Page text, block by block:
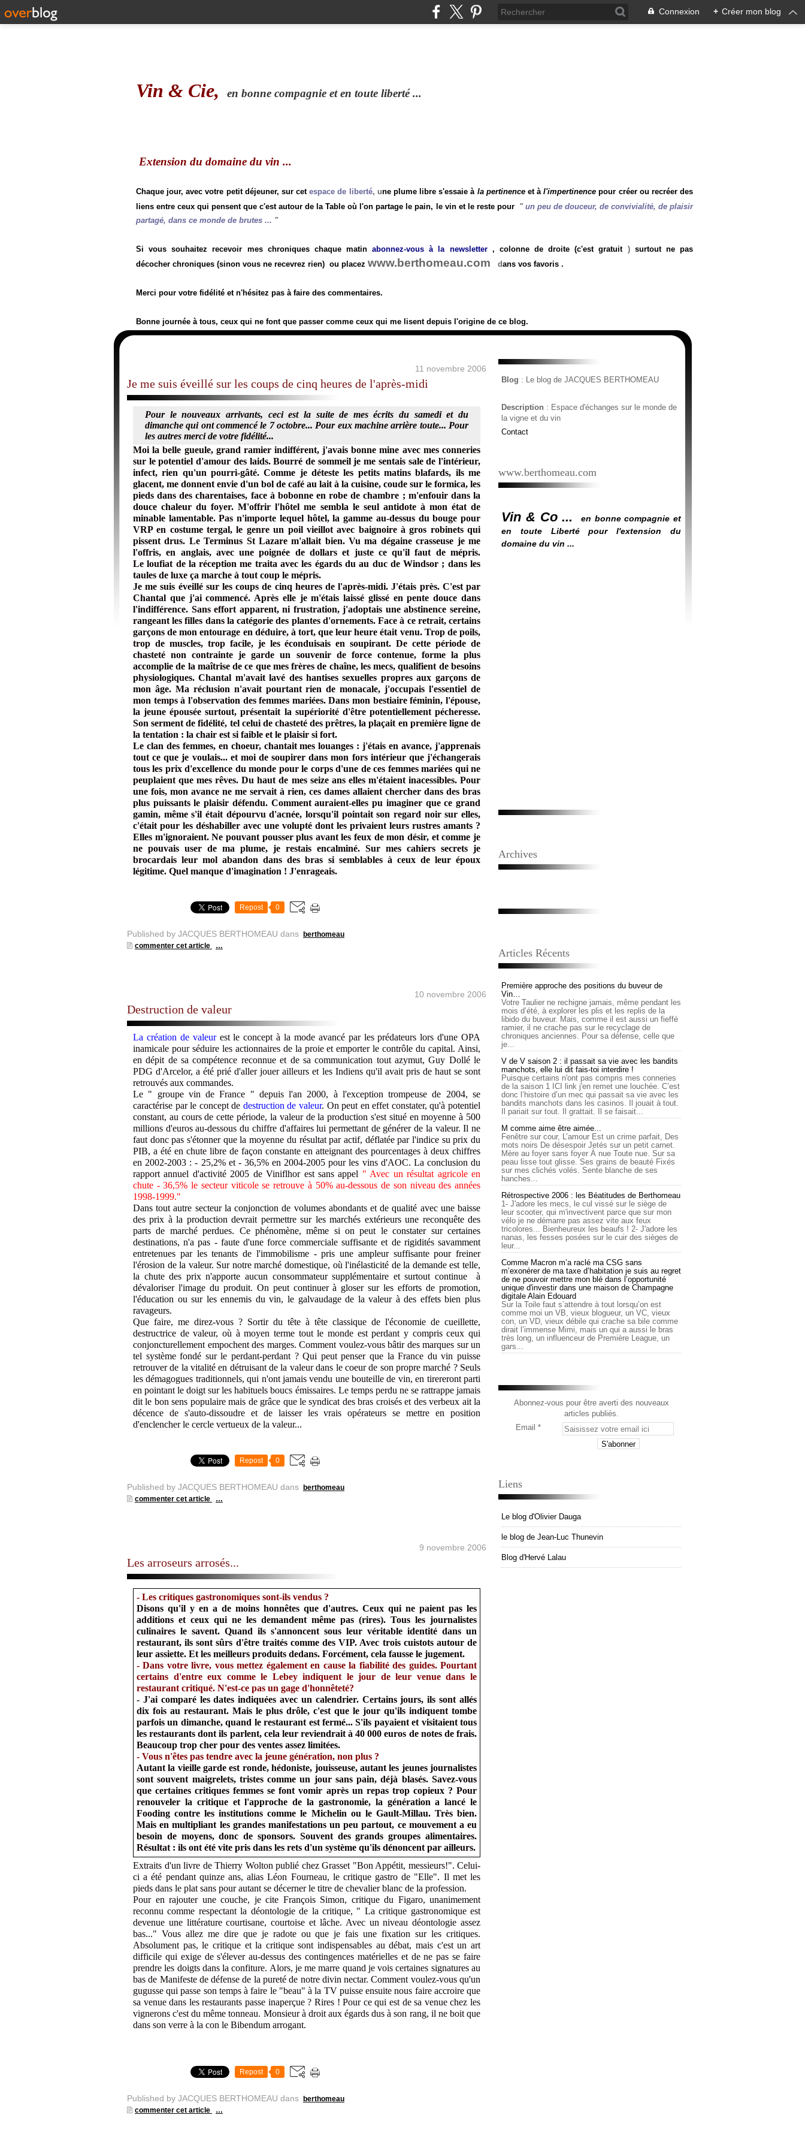
Connexion + Créer mon blog
Vin & Cie, en bonne compagnie et en toute liberté ...
Extension du domaine du vin ...
Chaque jour, avec votre petit déjeuner, sur cetespace de liberté, une plume libre s'essaie à la pertinenceet àl'impertinence pour créer ou recréer des
liens entre ceux qui pensent que c'est autour de la Table où l'on partage le pain, le vin et le reste pour "un peu de douceur, de convivialité, de plaisir
partagé, dans ce monde de brutes ... "
Si vous souhaitez recevoir mes chroniques chaque matinabonnez-vous à la newsletter, colonne de droite (c'est gratuit) surtout ne pas
décocher chroniques (sinon vous ne recevrez rien) ou placez www.berthomeau.com dans vos favoris .
Merci pour votre fidélité et n'hésitez pas à faire des commentaires.
Bonne journée à tous, ceux qui ne font que passer comme ceux qui me lisent depuis l'origine de ce blog.
11 novembre 2006
Je me suis éveillé sur les coups de cinq heures de l'après-midi
Pour le nouveaux arrivants, ceci est la suite de mes écrits du samedi et du
dimanche qui ont commencé le 7 octobre... Pour eux machine arrière toute... Pour
les autres merci de votre fidélité...
Moi la belle gueule, grand ramier indifférent, j'avais bonne mine avec mes conneries
sur le potentiel d'amour des laids. Bourré de sommeil je me sentais sale de l'intérieur,
infect, rien qu'un pourri-gâté. Comme je déteste les petits matins blafards, ils me
glacent, me donnent envie d'un bol de café au lait à la cuisine, coude sur le formica, les
pieds dans des charentaises, face à bobonne en robe de chambre ; m'enfouir dans la
douce chaleur du foyer. M'offrir l'hôtel me sembla le seul antidote à mon état de
minable lamentable. Pas n'importe lequel hôtel, la gamme au-dessus du bouge pour
VRP en costume tergal, le genre un poil vieillot avec baignoire à gros robinets qui
pissent drus. Le Terminus St Lazare m'allait bien. Vu ma dégaine crasseuse je me
l'offris, en anglais, avec une poignée de dollars et juste ce qu'il faut de mépris.
Le loufiat de la réception me traita avec les égards du au duc de Windsor ; dans les
taules de luxe ça marche à tout coup le mépris.
Je me suis éveillé sur les coups de cinq heures de l'après-midi. J'étais près. C'est par
Chantal que j'ai commencé. Après elle je m'étais laissé glissé en pente douce dans
l'indifférence. Sans effort apparent, ni frustration, j'adoptais une abstinence sereine,
rangeant les filles dans la catégorie des plantes d'ornements. Face à ce retrait, certains
garçons de mon entourage en déduire, à tort, que leur heure était venu. Trop de poils,
trop de muscles, trop facile, je les éconduisais en soupirant. De cette période de
chasteté non contrainte je garde un souvenir de force contenue, forme la plus
accomplie de la maîtrise de ce que mes frères de chaîne, les mecs, qualifient de besoins
physiologiques. Chantal m'avait lavé des hantises sexuelles propres aux garçons de
mon âge. Ma réclusion n'avait pourtant rien de monacale, j'occupais l'essentiel de
mon temps à l'observation des femmes mariées. Dans mon bestiaire féminin, l'épouse,
la jeune épousée surtout, présentait la supériorité d'être potentiellement pécheresse.
Son serment de fidélité, tel celui de chasteté des prêtres, la plaçait en première ligne de
la tentation : la chair est si faible et le plaisir si fort.
Le clan des femmes, en choeur, chantait mes louanges : j'étais en avance, j'apprenais
tout ce que je voulais... et moi de soupirer dans mon fors intérieur que j'échangerais
tous les prix d'excellence du monde pour le corps d'une de ces femmes mariées qui ne
peuplaient que mes rêves. Du haut de mes seize ans elles m'étaient inacessibles. Pour
une fois, mon avance ne me servait à rien, ces dames allaient chercher dans des bras
plus puissants le plaisir défendu. Comment auraient-elles pu imaginer que ce grand
gamin, même s'il était dépourvu d'acnée, lorsqu'il pointait son regard noir sur elles,
c'était pour les déshabiller avec une volupté dont les privaient leurs rustres amants ?
Elles m'ignoraient. Ne pouvant pousser plus avant les feux de mon désir, et comme je
ne pouvais user de ma plume, je restais encalminé. Sur mes cahiers secrets je
brocardais leur mol abandon dans des bras si semblables à ceux de leur époux
légitime. Quel manque d'imagination ! J'enrageais.
Repost 0
Published by JACQUES BERTHOMEAU dans
berthomeau
commenter cet article
…
10 novembre 2006
Destruction de valeur
La création de valeurest le concept à la mode avancé par les prédateurs lors d'une OPA
inamicale pour séduire les actionnaires de la proie et emporter le contrôle du capital. Ainsi,
en dépit de sa compétence reconnue et de sa communication tout azymut, Guy Dollé le
PDG d'Arcelor, a été prié d'aller jouer ailleurs et les Indiens qu'il avait pris de haut se sont
retrouvés aux commandes.
Le " groupe vin de France " depuis l'an 2000, à l'exception trompeuse de 2004, se
caractérise par le concept de destruction de valeur. On peut en effet constater, qu'à potentiel
constant, au cours de cette période, la valeur de la production s'est situé en moyenne à 500
millions d'euros au-dessous du chiffre d'affaires lui permettant de générer de la valeur. Il ne
faut donc pas s'étonner que la moyenne du résultat par actif, déflatée par l'indice su prix du
PIB, a été en chute libre de façon constante en atteignant des pourcentages à deux chiffres
en 2002-2003 : - 25,2% et - 36,5% en 2004-2005 pour les vins d'AOC. La conclusion du
rapport annuel d'activité 2005 de Viniflhor est sans appel " Avec un résultat agricole en
chute - 36,5% le secteur viticole se retrouve à 50% au-dessous de son niveau des années
1998-1999."
Dans tout autre secteur la conjonction de volumes abondants et de qualité avec une baisse
des prix à la production devrait permettre sur les marchés extérieurs une reconquête des
parts de marché perdues. Ce phénomène, même si on peut le constater sur certaines
destinations, n'a pas - faute d'une force commerciale suffisante et de rigidités savamment
entretenues par les tenants de l'immobilisme - pris une ampleur suffisante pour freiner
l'érosion de la valeur. Sur notre marché domestique, où l'inélasticité de la demande est telle,
la chute des prix n'apporte aucun consommateur supplémentaire et surtout continue à
dévaloriser l'image du produit. On peut continuer à gloser sur les efforts de promotion,
l'éducation ou sur les ennemis du vin, le galvaudage de la valeur à des effets bien plus
ravageurs.
Que faire, me direz-vous ? Sortir du tête à tête classique de l'économie de cueillette,
destructrice de valeur, où à moyen terme tout le monde est perdant y compris ceux qui
conjoncturellement empochent des marges. Comment voulez-vous bâtir des marques sur un
tel système fondé sur le perdant-perdant ? Qui peut penser que la France du vin puisse
retrouver de la vitalité en détruisant de la valeur dans le coeur de son propre marché ? Seuls
les démagogues traditionnels, qui n'ont jamais vendu une bouteille de vin, en tirereront parti
en pointant le doigt sur les habituels boucs émissaires. Le temps perdu ne se rattrappe jamais
dit le bon sens populaire mais de grâce que le syndicat des bras croisés et des verbeux ait la
décence de s'auto-dissoudre et de laisser les vrais opérateurs se mettre en position
d'enclencher le cercle vertueux de la valeur...
Repost 0
Published by JACQUES BERTHOMEAU dans
berthomeau
commenter cet article
…
9 novembre 2006
Les arroseurs arrosés...
- Les critiques gastronomiques sont-ils vendus ?
Disons qu'il y en a de moins honnêtes que d'autres. Ceux qui ne paient pas les
additions et ceux qui ne les demandent même pas (rires). Tous les journalistes
culinaires le savent. Quand ils s'annoncent sous leur véritable identité dans un
restaurant, ils sont sûrs d'être traités comme des VIP. Avec trois cuistots autour de
leur assiette. Et les meilleurs produits dedans. Forcément, cela fausse le jugement.
- Dans votre livre, vous mettez également en cause la fiabilité des guides. Pourtant
certains d'entre eux comme le Lebey indiquent le jour de leur venue dans le
restaurant critiqué. N'est-ce pas un gage d'honnêteté?
- J'ai comparé les dates indiquées avec un calendrier. Certains jours, ils sont allés
dix fois au restaurant. Mais le plus drôle, c'est que le jour qu'ils indiquent tombe
parfois un dimanche, quand le restaurant est fermé... S'ils payaient et visitaient tous
les restaurants dont ils parlent, cela leur reviendrait à 40 000 euros de notes de frais.
Beaucoup trop cher pour des ventes assez limitées.
- Vous n'êtes pas tendre avec la jeune génération, non plus ?
Autant la vieille garde est ronde, hédoniste, jouisseuse, autant les jeunes journalistes
sont souvent maigrelets, tristes comme un jour sans pain, déjà blasés. Savez-vous
que certaines critiques femmes se font vomir après un repas trop copieux ? Pour
renouveler la critique et l'approche de la gastronomie, la génération a lancé le
Fooding contre les institutions comme le Michelin ou le Gault-Millau. Très bien.
Mais en multipliant les grandes manifestations un peu partout, ce mouvement a eu
besoin de moyens, donc de sponsors. Souvent des grands groupes alimentaires.
Résultat : ils ont été vite pris dans les rets d'un système qu'ils dénoncent par ailleurs.
Extraits d'un livre de Thierry Wolton publié chez Grasset "Bon Appétit, messieurs!". Celui-
ci a été pendant quinze ans, alias Léon Fourneau, le critique gastro de "Elle". Il met les
pieds dans le plat sans pour autant se décerner le titre de chevalier blanc de la profession.
Pour en rajouter une couche, je cite François Simon, critique du Figaro, unanimement
reconnu comme respectant la déontologie de la critique, " La critique gastronomique est
devenue une littérature courtisane, courtoise et lâche. Avec un niveau déontologie assez
bas..." Vous allez me dire que je radote ou que je fais une fixation sur les critiques.
Absolument pas, le critique et la critique sont indispensables au débat, mais c'est un art
difficile qui exige de s'élever au-dessus des contingences matérielles et de ne pas se faire
prendre les doigts dans la confiture. Alors, je me marre quand je vois certaines signatures au
bas de Manifeste de défense de la pureté de notre divin nectar. Comment voulez-vous qu'un
gugusse qui passe son temps à faire le "beau" à la TV puisse ensuite nous faire accroire que
sa venue dans les restaurants passe inaperçue ? Rires ! Pour ce qui est de sa venue chez les
vignerons c'est du même tonneau. Monsieur à droit aux égards dus à son rang, il ne boit que
dans son verre à la con le Bibendum arrogant.
Repost 0
Published by JACQUES BERTHOMEAU dans
berthomeau
commenter cet article
…
Blog : Le blog de JACQUES BERTHOMEAU
Description : Espace d'échanges sur le monde de
la vigne et du vin
Contact
www.berthomeau.com
Vin & Co ...
en bonne compagnie et
en toute Liberté pour l'extension du
domaine du vin ...
Archives
Articles Récents
Première approche des positions du buveur de
Vin…
Votre Taulier ne rechigne jamais, même pendant les
mois d’été, à explorer les plis et les replis de la
libido du buveur. Mais, comme il est aussi un fieffé
ramier, il ne crache pas sur le recyclage de
chroniques anciennes. Pour sa défense, celle que
je...
V de V saison 2 : il passait sa vie avec les bandits
manchots, elle lui dit fais-toi interdire !
Puisque certains n'ont pas compris mes conneries
de la saison 1 ICI link j'en remet une louchée. C’est
donc l’histoire d’un mec qui passait sa vie avec les
bandits manchots dans les casinos. Il jouait à tout.
Il pariait sur tout. Il grattait. Il se faisait...
M comme aime être aimée...
Fenêtre sur cour, L’amour Est un crime parfait, Des
mots noirs De désespoir Jetés sur un petit carnet.
Mère au foyer sans foyer À nue Toute nue. Sur sa
peau lisse tout glisse. Ses grains de beauté Fixés
sur mes clichés volés. Sente blanche de ses
hanches...
Rétrospective 2006 : les Béatitudes de Berthomeau
1- J'adore les mecs, le cul vissé sur le siège de
leur scooter, qui m'invectivent parce que sur mon
vélo je ne démarre pas assez vite aux feux
tricolores... Bienheureux les beaufs ! 2- J'adore les
nanas, les fesses posées sur le cuir des sièges de
leur...
Comme Macron m’a raclé ma CSG sans
m’exonérer de ma taxe d’habitation je suis au regret
de ne pouvoir mettre mon blé dans l’opportunité
unique d'investir dans une maison de Champagne
digitale Alain Edouard
Sur la Toile faut s’attendre à tout lorsqu’on est
comme moi un VB, vieux blogueur, un VC, vieux
con, un VD, vieux débile qui crache sa bile comme
dirait l’immense Mimi, mais un qui a aussi le bras
très long, un influenceur de Première League, un
gars...
Abonnez-vous pour être averti des nouveaux
articles publiés.
Email
Liens
Le blog d'Olivier Dauga
le blog de Jean-Luc Thunevin
Blog d'Hervé Lalau